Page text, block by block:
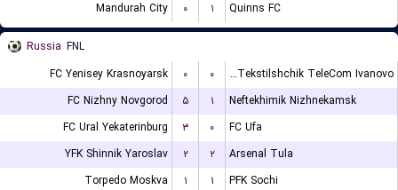
Mandurah City
۰ ۱ Quinns FC
Russia FNL
FC Yenisey Krasnoyarsk
۰ ۰
FK Tekstilshchik TeleCom Ivanovo
FC Nizhny Novgorod
۵ ۱
Neftekhimik Nizhnekamsk
FC Ural Yekaterinburg
۳ ۰
FC Ufa
YFK Shinnik Yaroslav
۲ ۲
Arsenal Tula
Torpedo Moskva
۱ ۱ PFK Sochi